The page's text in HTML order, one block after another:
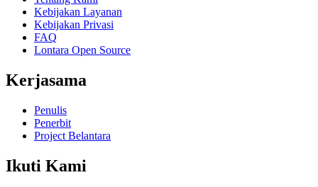
Kebijakan Layanan
Kebijakan Privasi
FAQ
Lontara Open Source
Kerjasama
Penulis
Penerbit
Project Belantara
Ikuti Kami